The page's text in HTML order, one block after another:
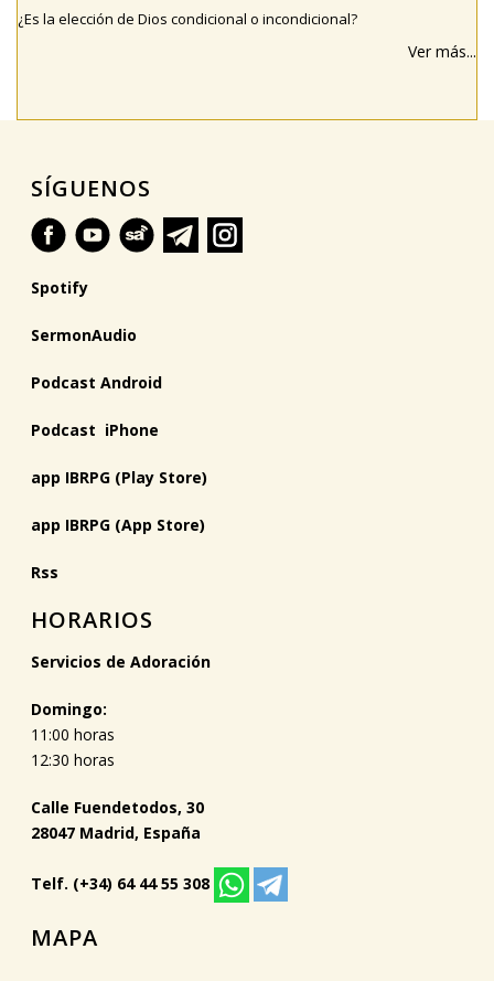
¿Es la elección de Dios condicional o incondicional?
Ver más...
SÍGUENOS
Spotify
SermonAudio
Podcast Android
Podcast iPhone
app IBRPG (Play Store)
app IBRPG (App Store)
Rss
HORARIOS
Servicios de Adoración
Domingo:
11:00 horas
12:30 horas
Calle Fuendetodos, 30
28047 Madrid, España
Telf. (+34) 64 44 55 308
MAPA